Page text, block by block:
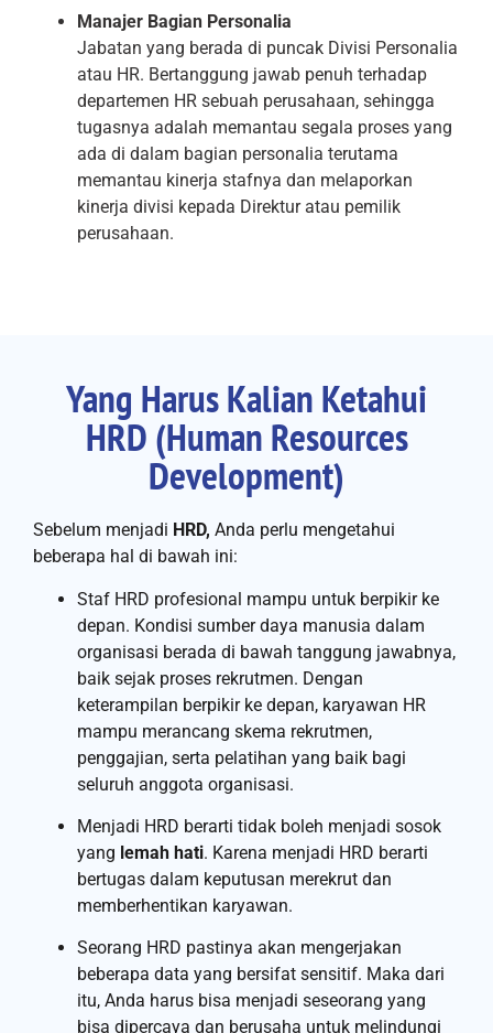
Manajer Bagian Personalia
Jabatan yang berada di puncak Divisi Personalia
atau HR. Bertanggung jawab penuh terhadap
departemen HR sebuah perusahaan, sehingga
tugasnya adalah memantau segala proses yang
ada di dalam bagian personalia terutama
memantau kinerja stafnya dan melaporkan
kinerja divisi kepada Direktur atau pemilik
perusahaan.
Yang Harus Kalian Ketahui
HRD (Human Resources
Development)
Sebelum menjadi HRD, Anda perlu mengetahui
beberapa hal di bawah ini:
Staf HRD profesional mampu untuk berpikir ke
depan. Kondisi sumber daya manusia dalam
organisasi berada di bawah tanggung jawabnya,
baik sejak proses rekrutmen. Dengan
keterampilan berpikir ke depan, karyawan HR
mampu merancang skema rekrutmen,
penggajian, serta pelatihan yang baik bagi
seluruh anggota organisasi.
Menjadi HRD berarti tidak boleh menjadi sosok
yang lemah hati. Karena menjadi HRD berarti
bertugas dalam keputusan merekrut dan
memberhentikan karyawan.
Seorang HRD pastinya akan mengerjakan
beberapa data yang bersifat sensitif. Maka dari
itu, Anda harus bisa menjadi seseorang yang
bisa dipercaya dan berusaha untuk melindungi